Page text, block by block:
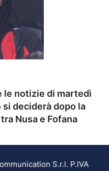
le notizie di martedì
deciderà dopo la
Nusa e Fofana
S.r.l. P.IVA